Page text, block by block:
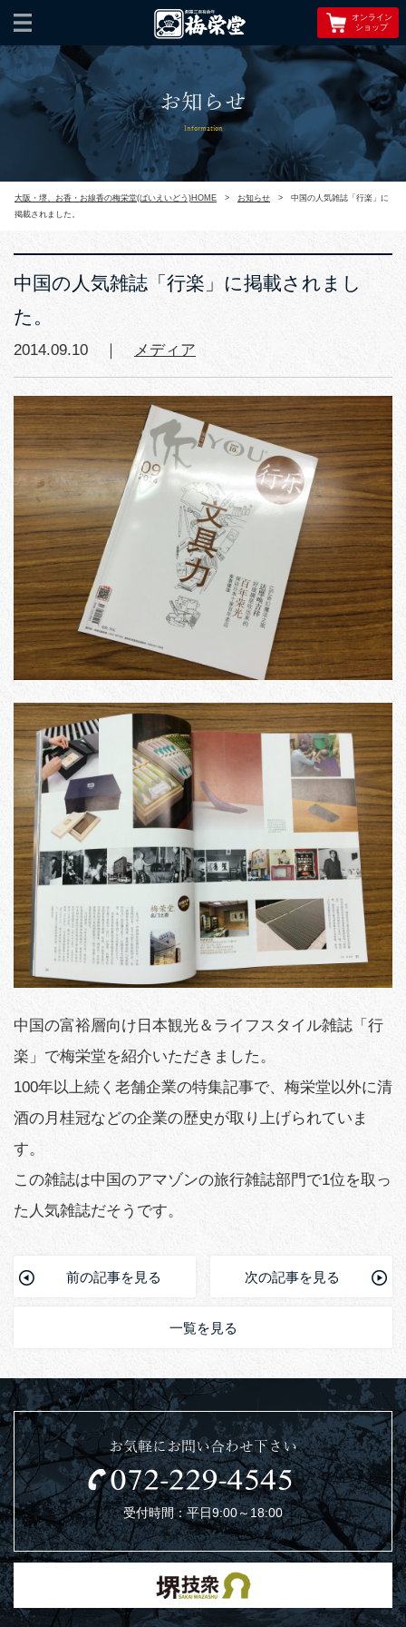
オンライン
ショップ
お知らせ
Information
大阪・堺、お香・お線香の梅栄堂(ばいえいどう)HOME > お知らせ >
中国の人気雑誌「行楽」に
掲載されました。
中国の人気雑誌「行楽」に掲載されまし
た。
2014.09.10 ｜ メディア
中国の富裕層向け日本観光＆ライフスタイル雑誌「行
楽」で梅栄堂を紹介いただきました。
100年以上続く老舗企業の特集記事で、梅栄堂以外に清
酒の月桂冠などの企業の歴史が取り上げられていま
す。
この雑誌は中国のアマゾンの旅行雑誌部門で1位を取っ
た人気雑誌だそうです。
前の記事を見る 次の記事を見る
一覧を見る
お気軽にお問い合わせ下さい
受付時間：平日9:00～18:00